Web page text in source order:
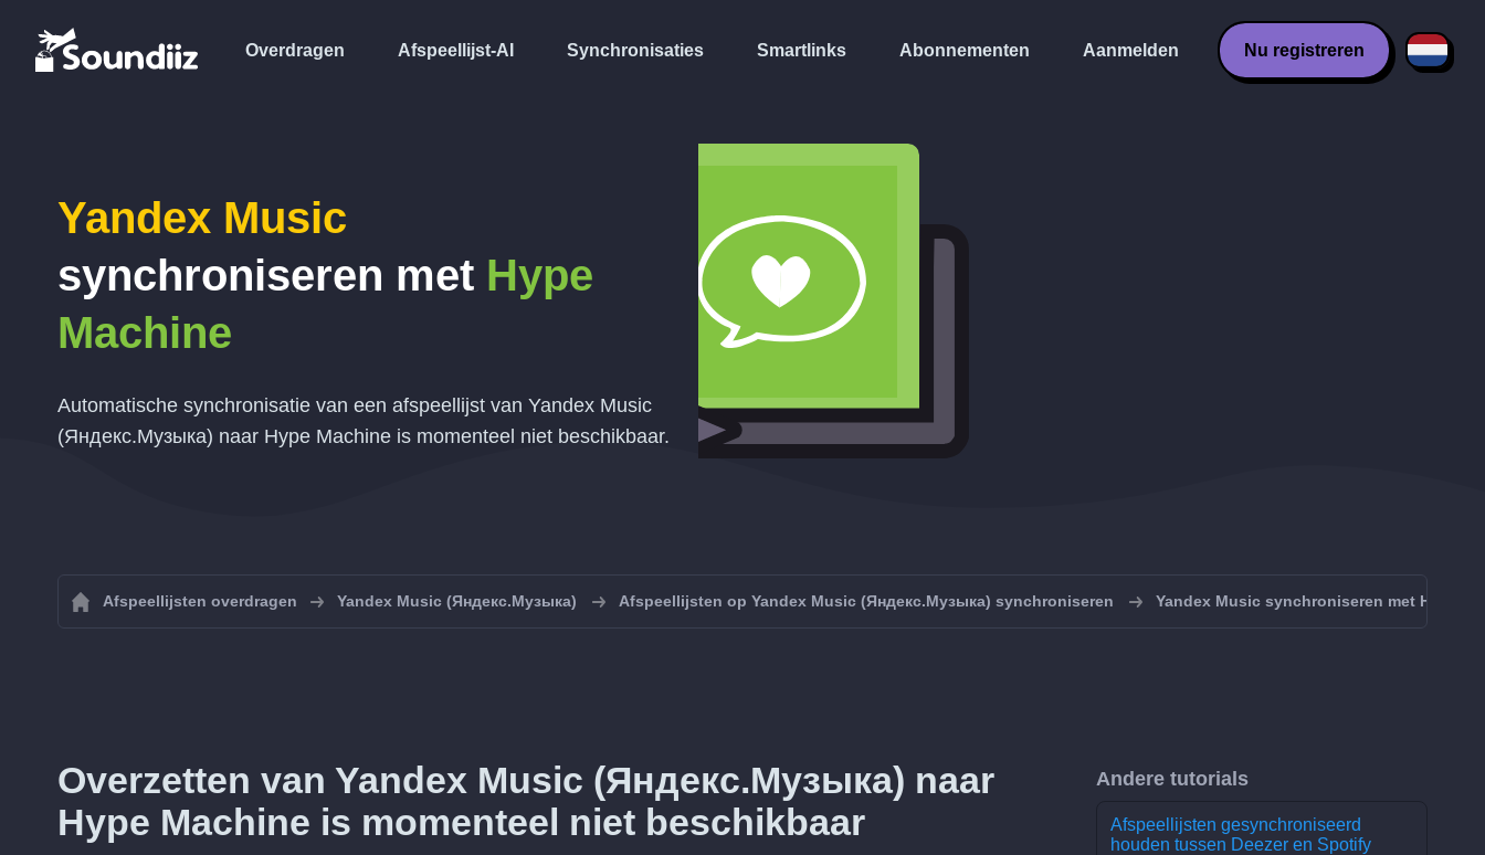
Overdragen Afspeellijst-AI Synchronisaties Smartlinks Abonnementen Aanmelden Nu registreren
Yandex Music
synchroniseren met Hype
Machine
Automatische synchronisatie van een afspeellijst van Yandex Music
(Яндекс.Музыка) naar Hype Machine is momenteel niet beschikbaar.
Afspeellijsten overdragen Yandex Music (Яндекс.Музыка) Afspeellijsten op Yandex Music (Яндекс.Музыка) synchroniseren Yandex Music synchroniseren met Hype
Overzetten van Yandex Music (Яндекс.Музыка) naar
Hype Machine is momenteel niet beschikbaar
Andere tutorials
Afspeellijsten gesynchroniseerd
houden tussen Deezer en Spotify